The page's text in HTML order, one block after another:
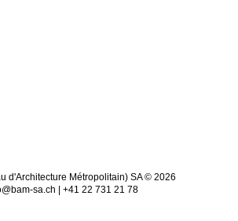
d'Architecture Métropolitain) SA © 2026
sa.ch | +41 22 731 21 78